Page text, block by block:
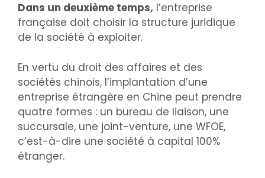
Dans un deuxième temps, l’entreprise
française doit choisir la structure juridique
de la société à exploiter.
En vertu du droit des affaires et des
sociétés chinois, l’implantation d’une
entreprise étrangère en Chine peut prendre
quatre formes : un bureau de liaison, une
succursale, une joint-venture, une WFOE,
c’est-à-dire une société à capital 100%
étranger.